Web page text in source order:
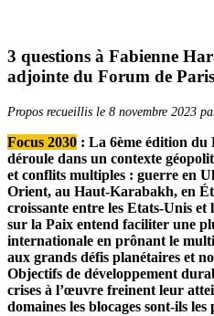
3 questions à Fabienne
adjointe du Forum de
Propos recueillis le 8 novembre 2023
Focus 2030 : La 6ème édition du
déroule dans un contexte
et conflits multiples : guerre en
Orient, au Haut-Karabakh, en
croissante entre les Etats-Unis
sur la Paix entend faciliter une
internationale en prônant le
aux grands défis planétaires et
Objectifs de développement
crises à l’œuvre freinent leur
domaines les blocages sont-ils les